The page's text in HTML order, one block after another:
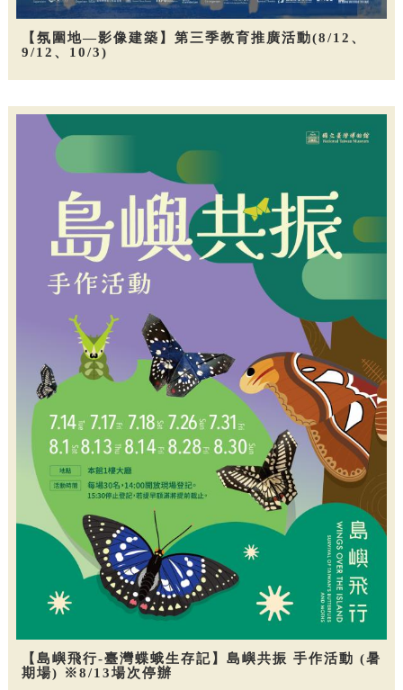
【氛圍地—影像建築】第三季教育推廣活動(8/12、
9/12、10/3)
【島嶼飛行-臺灣蝶蛾生存記】島嶼共振 手作活動 (暑
期場) ※8/13場次停辦